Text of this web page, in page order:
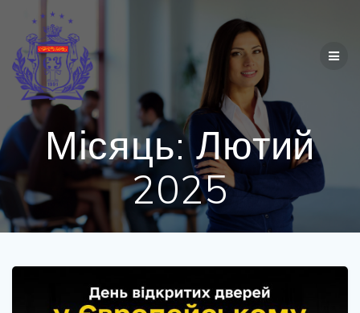
вмісту
Місяць:Лютий
2025